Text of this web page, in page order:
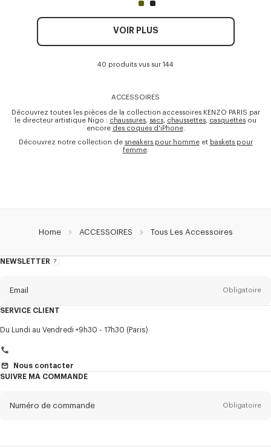
VOIR PLUS
40 produits vus sur 144
ACCESSOIRES
Découvrez toutes les pièces de la collection accessoires KENZO PARIS par
le directeur artistique Nigo : chaussures, sacs, chaussettes, casquettes ou
encore des coques d'iPhone.
Découvrez notre collection de sneakers pour hommeet baskets pour
femme.
Home ACCESSOIRES Tous Les Accessoires
NEWSLETTER
A
Email Obligatoire
Titre Obligatoire
SERVICE CLIENT
Du Lundi au Vendredi 9h30 - 17h30 (Paris)
Nous contacter
SUIVRE MA COMMANDE
Numéro de commande Obligatoire